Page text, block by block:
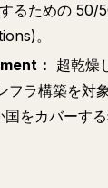
るための 50/
。
： 超乾燥
フラ構築を対
をカバーす